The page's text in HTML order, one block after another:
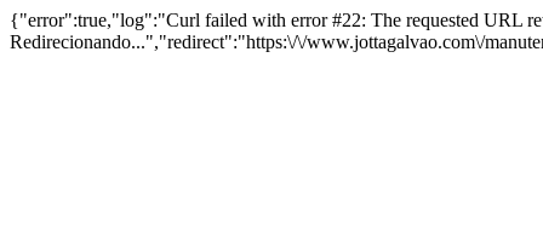
{"error":true,"log":"Curl failed with error #22: The requested URL
Redirecionando...","redirect":"https:\/\/www.jottagalvao.com\/